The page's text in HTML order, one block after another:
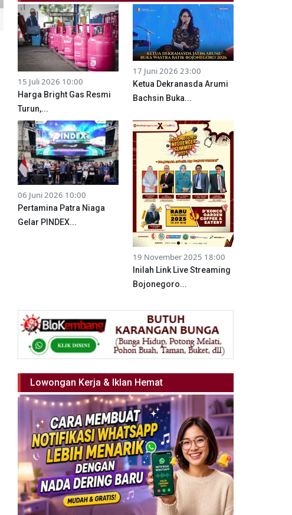
15 Juli 2026 10:00
Harga Bright Gas Resmi
Turun,...
17 Juni 2026 23:00
Ketua Dekranasda Arumi
Bachsin Buka...
06 Juni 2026 10:00
Pertamina Patra Niaga
Gelar PINDEX...
19 November 2025 18:00
Inilah Link Live Streaming
Bojonegoro...
Lowongan Kerja & Iklan Hemat